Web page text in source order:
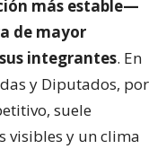
más estable—
de mayor
integrantes. En
y Diputados, por
suele
visibles y un clima